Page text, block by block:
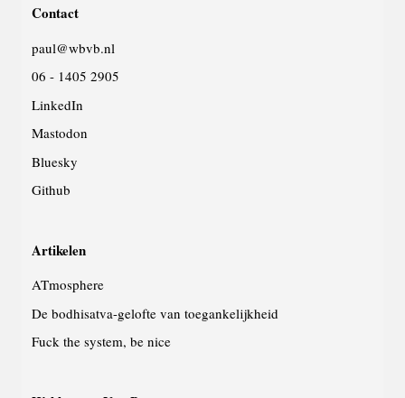
website
Contact
paul@wbvb.nl
06 - 1405 2905
LinkedIn
Mastodon
Bluesky
Github
Artikelen
ATmosphere
De bodhisatva-gelofte van toegankelijkheid
Fuck the system, be nice